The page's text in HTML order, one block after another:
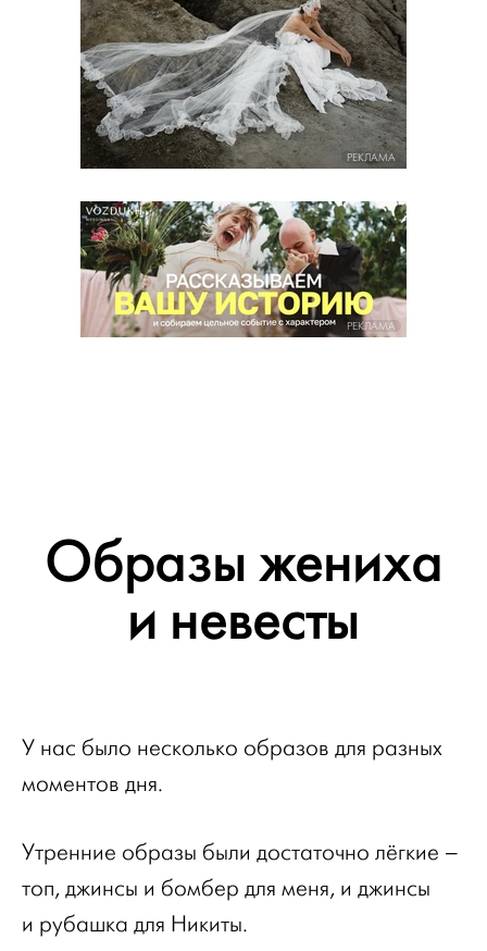
РЕКЛАМА
РЕКЛАМА
Образы жениха
и невесты
У нас было несколько образов для разных
моментов дня.
Утренние образы были достаточно лёгкие –
топ, джинсы и бомбер для меня, и джинсы
и рубашка для Никиты.